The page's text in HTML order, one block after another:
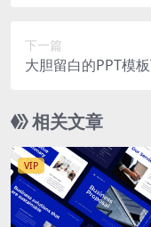
下一篇
大胆留白的PPT模
相关文章
VIP